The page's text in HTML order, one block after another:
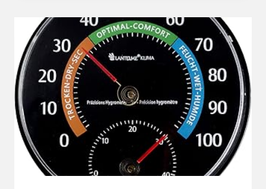
80M
BLUETOOTH
HYGROMETER
INNEN
RAUMTHERMOMETER
DIGITAL
MIT